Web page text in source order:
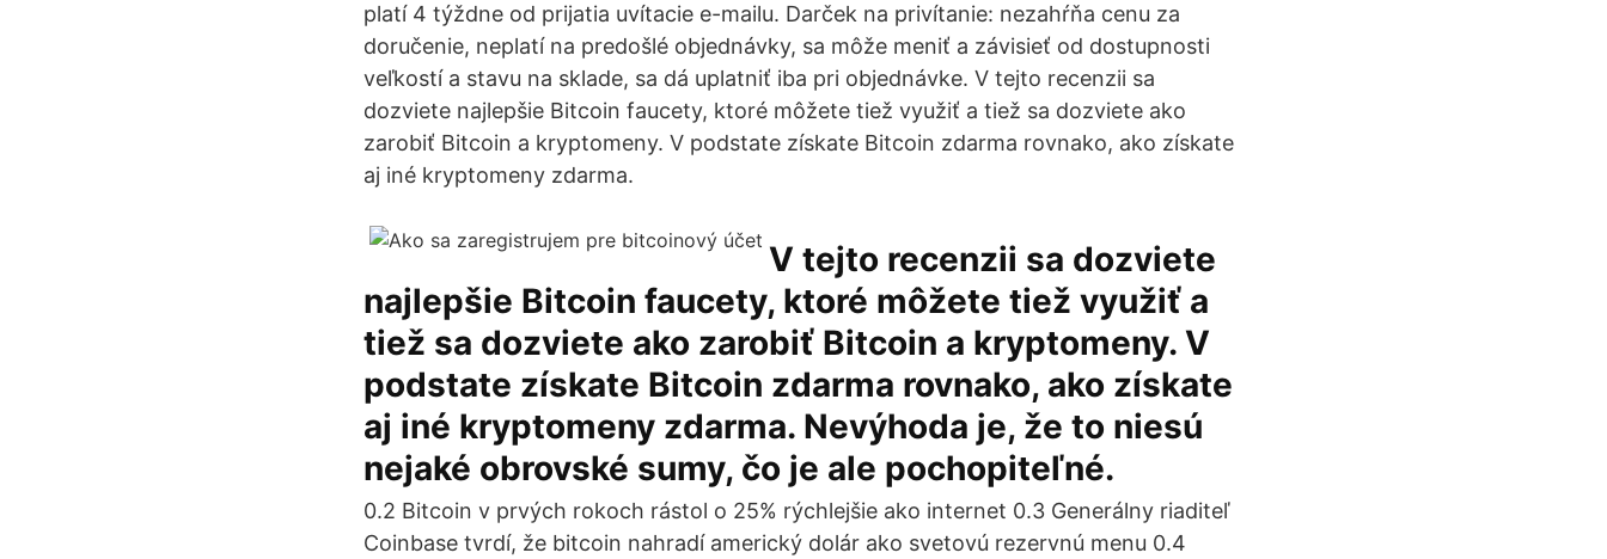
platí 4 týždne od prijatia uvítacie e-mailu. Darček na privítanie: nezahŕňa cenu za
doručenie, neplatí na predošlé objednávky, sa môže meniť a závisieť od dostupnosti
veľkostí a stavu na sklade, sa dá uplatniť iba pri objednávke. V tejto recenzii sa
dozviete najlepšie Bitcoin faucety, ktoré môžete tiež využiť a tiež sa dozviete ako
zarobiť Bitcoin a kryptomeny. V podstate získate Bitcoin zdarma rovnako, ako získate
aj iné kryptomeny zdarma.
V tejto recenzii sa dozviete
najlepšie Bitcoin faucety, ktoré môžete tiež využiť a
tiež sa dozviete ako zarobiť Bitcoin a kryptomeny. V
podstate získate Bitcoin zdarma rovnako, ako získate
aj iné kryptomeny zdarma. Nevýhoda je, že to niesú
nejaké obrovské sumy, čo je ale pochopiteľné.
0.2 Bitcoin v prvých rokoch rástol o 25% rýchlejšie ako internet 0.3 Generálny riaditeľ
Coinbase tvrdí, že bitcoin nahradí americký dolár ako svetovú rezervnú menu 0.4